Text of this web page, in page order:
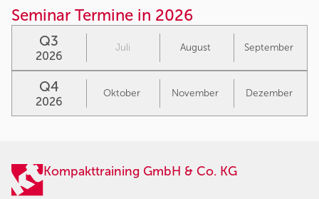
Seminar Termine in 2026
Q3
2026
Juli August September
Q4
2026
Oktober November Dezember
Kompakttraining GmbH & Co. KG